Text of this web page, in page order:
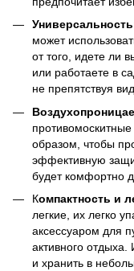
Универсальность
может
от того, идете ли
или работаете в
не препятствуя
образом, чтобы
эффективную
будет комфортно
Компактность и
легкие, их легко
аксессуаром для
активного
и хранить в